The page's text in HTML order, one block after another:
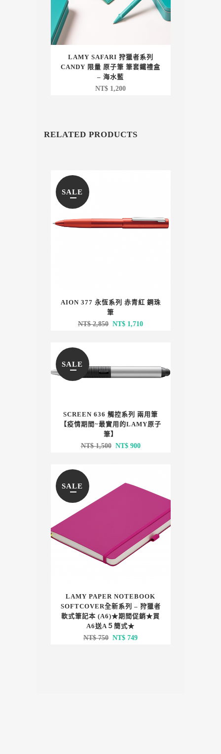
LAMY SAFARI 狩獵者系列
CANDY 限量 原子筆 筆套鐵禮盒
– 海水藍
NT$ 1,200
RELATED PRODUCTS
SALE
AION 377 永恆系列 赤青紅 鋼珠
筆
NT$2,850 原
NT$ 2,850。
NT$ 1,710目
NT$ 1,710。
SALE
SCREEN 636 觸控系列 兩用筆
【疫情期間~最實用的LAMY原子
筆】
NT$1,500 原
格：
NT$900目
NT$ 900。
SALE
LAMY PAPER NOTEBOOK
SOFTCOVER全新系列 – 狩獵者
軟式筆記本 (A6)★期間促銷★買
A6送A５簡式★
NT$750 原
NT$ 749目